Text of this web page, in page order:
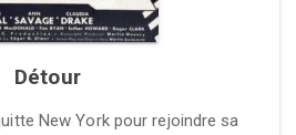
Détour
New York pour rejoindre sa